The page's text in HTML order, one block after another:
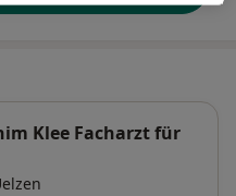
Klee Facharzt für